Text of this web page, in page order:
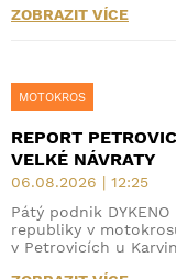
ZOBRAZIT VÍCE
MOTOKROS
REPORT
VELKÉ NÁVRATY
06.08.2026 | 12:25
Pátý podnik
republiky v
v Petrovicích u